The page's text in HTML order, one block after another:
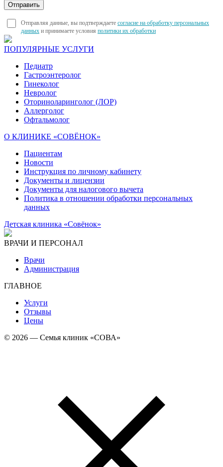
Отправляя данные, вы подтверждаете согласие на обработку персональных
данных и принимаете условия политики их обработки
ПОПУЛЯРНЫЕ УСЛУГИ
Педиатр
Гастроэнтеролог
Гинеколог
Невролог
Оториноларинголог (ЛОР)
Аллерголог
Офтальмолог
О КЛИНИКЕ «СОВЁНОК»
Пациентам
Новости
Инструкция по личному кабинету
Документы и лицензии
Документы для налогового вычета
Политика в отношении обработки персональных
данных
Детская клиника «Совёнок»
ВРАЧИ И ПЕРСОНАЛ
Врачи
Администрация
ГЛАВНОЕ
Услуги
Отзывы
Цены
© 2026 — Семья клиник «СОВА»